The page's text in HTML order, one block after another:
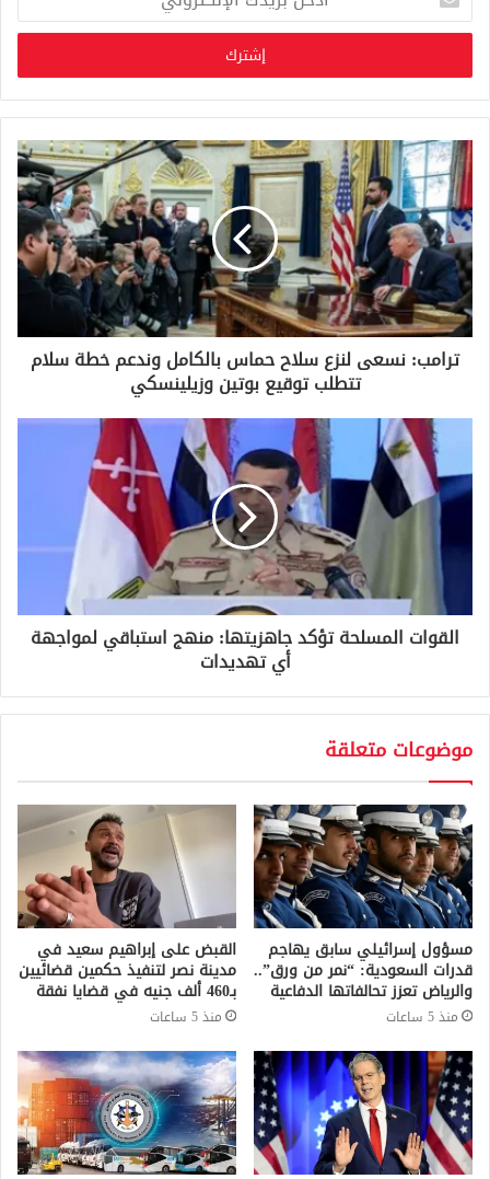
خ
ب
ر
ي
د
ك
ا
ل
إ
ل
ك
ت
ر
ترامب: نسعى لنزع سلاح حماس بالكامل وندعم خطة سلام
تتطلب توقيع بوتين وزيلينسكي
القوات المسلحة تؤكد جاهزيتها: منهج استباقي لمواجهة
أي تهديدات
موضوعات متعلقة
مسؤول إسرائيلي سابق يهاجم
قدرات السعودية: “نمر من ورق”..
والرياض تعزز تحالفاتها الدفاعية
منذ 5 ساعات
القبض على إبراهيم سعيد في
مدينة نصر لتنفيذ حكمين قضائيين
بـ460 ألف جنيه في قضايا نفقة
منذ 5 ساعات